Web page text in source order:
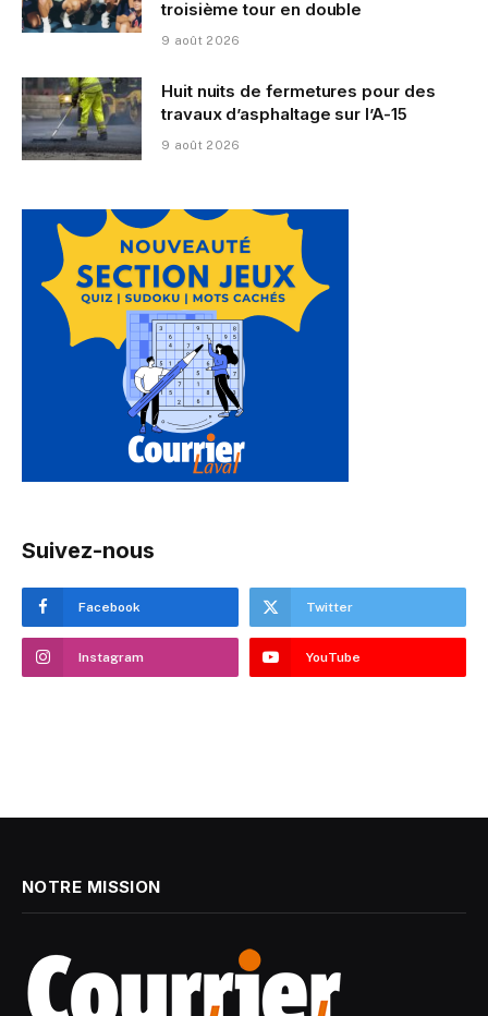
troisième tour en double
9 août 2026
Huit nuits de fermetures pour des
travaux d’asphaltage sur l’A-15
9 août 2026
Suivez-nous
Facebook Twitter
Instagram YouTube
NOTRE MISSION